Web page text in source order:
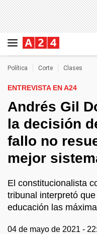
Política Corte Clases
ENTREVISTA EN A24
Andrés Gil
la decisión
fallo no
mejor
El constitucionalista
tribunal interpretó
educación las
04 de mayo de 2021 -